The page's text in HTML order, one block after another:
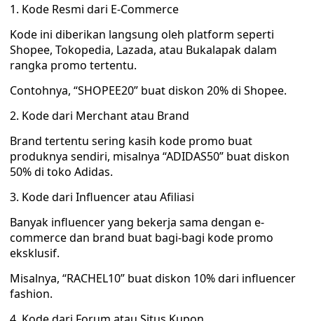
1. Kode Resmi dari E-Commerce
Kode ini diberikan langsung oleh platform seperti
Shopee, Tokopedia, Lazada, atau Bukalapak dalam
rangka promo tertentu.
Contohnya, “SHOPEE20” buat diskon 20% di Shopee.
2. Kode dari Merchant atau Brand
Brand tertentu sering kasih kode promo buat
produknya sendiri, misalnya “ADIDAS50” buat diskon
50% di toko Adidas.
3. Kode dari Influencer atau Afiliasi
Banyak influencer yang bekerja sama dengan e-
commerce dan brand buat bagi-bagi kode promo
eksklusif.
Misalnya, “RACHEL10” buat diskon 10% dari influencer
fashion.